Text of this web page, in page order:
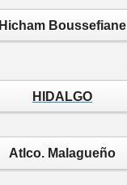
Hicham Boussefiane
HIDALGO
Atlco. Malagueño